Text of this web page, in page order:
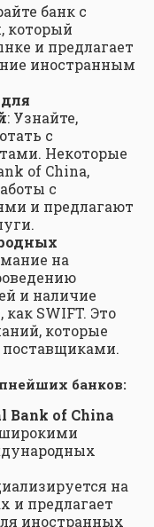
банк с
который
и предлагает
иностранным
: Узнайте,
с
Некоторые
of China,
с
и предлагают
на
и наличие
SWIFT. Это
которые
поставщиками.
банков:
Bank of China
на
и предлагает
иностранных